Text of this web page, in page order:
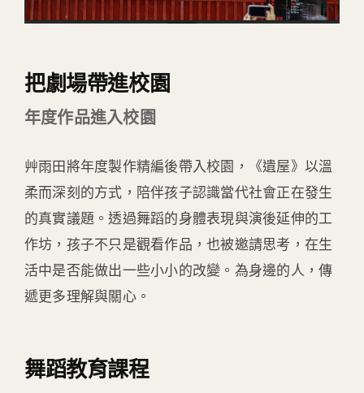
把劇場帶進校園
年度作品進入校園
艸雨田將年度製作精編後帶入校園，《遺屋》以溫
柔而深刻的方式，陪伴孩子認識當代社會正在發生
的真實議題。透過舞蹈的身體表現與演後延伸的工
作坊，孩子不只是觀看作品，也被邀請思考，在生
活中是否能做出一些小小的改變。為身邊的人，傳
遞更多理解與關心。
舞蹈教育課程